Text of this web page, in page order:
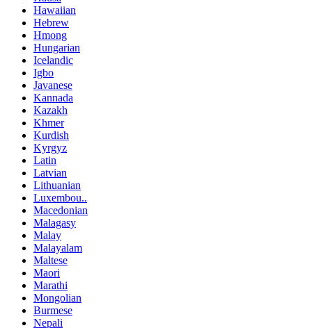
Hawaiian
Hebrew
Hmong
Hungarian
Icelandic
Igbo
Javanese
Kannada
Kazakh
Khmer
Kurdish
Kyrgyz
Latin
Latvian
Lithuanian
Luxembou..
Macedonian
Malagasy
Malay
Malayalam
Maltese
Maori
Marathi
Mongolian
Burmese
Nepali